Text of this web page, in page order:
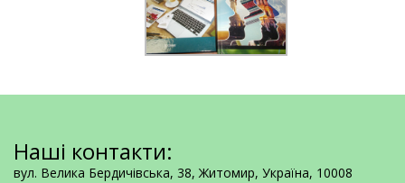
Наші контакти:
вул. Велика Бердичівська, 38, Житомир, Україна, 10008